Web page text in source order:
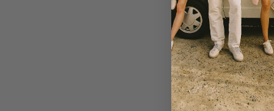
Πέρα από
την
4. Άσκηση
Πολιτική, αλλά
των
προσωπικών
στην Notos